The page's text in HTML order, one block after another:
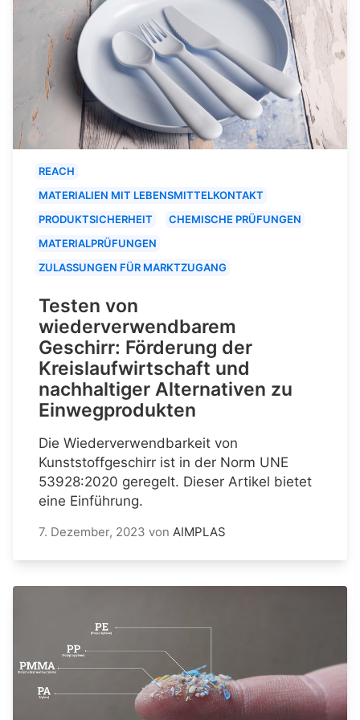
REACH
MATERIALIEN MIT LEBENSMITTELKONTAKT
PRODUKTSICHERHEIT
CHEMISCHE PRÜFUNGEN
MATERIALPRÜFUNGEN
ZULASSUNGEN FÜR MARKTZUGANG
Testen von
wiederverwendbarem
Geschirr: Förderung der
Kreislaufwirtschaft und
nachhaltiger Alternativen zu
Einwegprodukten
Die Wiederverwendbarkeit von
Kunststoffgeschirr ist in der Norm UNE
53928:2020 geregelt. Dieser Artikel bietet
eine Einführung.
7. Dezember, 2023 von AIMPLAS